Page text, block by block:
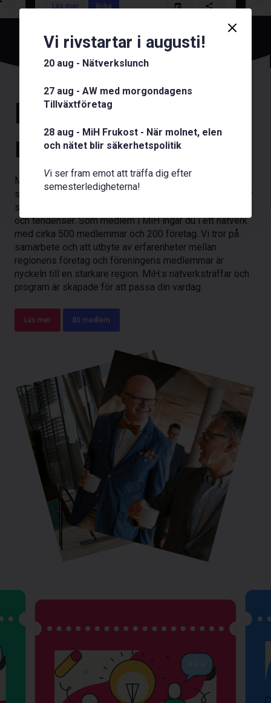
Läs mer Boka
Densjälvklara
mötesplatsen.
Marknadsföreningen i Helsingborg är sedan länge sedd
som ett av södra Sveriges största nätverk för människor
som har ett intresse för hållbar affärsutveckling, trender
och tendenser. Som medlem i MiH ingår du i ett nätverk
med cirka 500 medlemmar och 200 företag. Vi tror på
samarbete och att utbyte av erfarenheter mellan
regionens företag och föreningens medlemmar är
nyckeln till en starkare region. MiH:s nätverksträffar och
program är skapade för att passa din vardag.
Läs mer Bli medlem
Vi rivstartar i augusti!
20 aug - Nätverkslunch
27 aug - AW med morgondagens
Tillväxtföretag
28 aug - MiH Frukost - När molnet, elen
och nätet blir säkerhetspolitik
Vi ser fram emot att träffa dig efter
semesterledigheterna!